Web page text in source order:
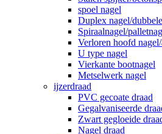
spoel nagel
Duplex nagel/
Spiraalnagel/
Verloren hoofd
U type nagel
Vierkante bootnagel
Metselwerk nagel
ijzerdraad
PVC gecoate draad
Gegalvaniseerde
Zwart gegloeide
Nagel draad